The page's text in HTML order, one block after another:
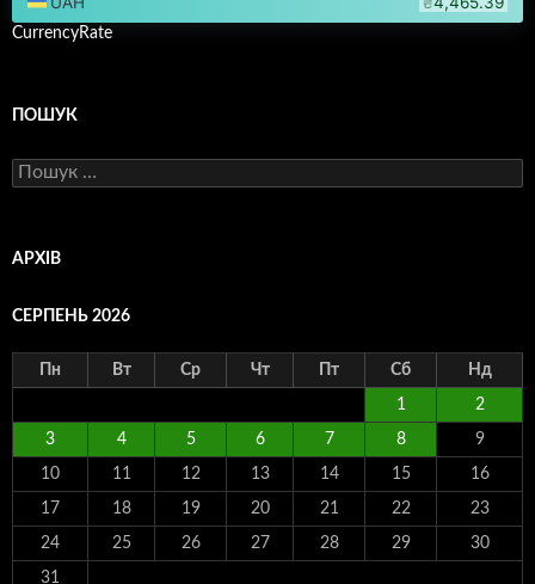
CurrencyRate
ПОШУК
Пошук:
АРХІВ
СЕРПЕНЬ 2026
Пн Вт Ср Чт Пт Сб Нд
1 2
3 4 5 6 7 8 9
10 11 12 13 14 15 16
17 18 19 20 21 22 23
24 25 26 27 28 29 30
31